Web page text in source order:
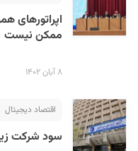
ممکن نیست
۸ آبان ۱۴۰۲
اقتصاد دیجیتال
سود شرکت